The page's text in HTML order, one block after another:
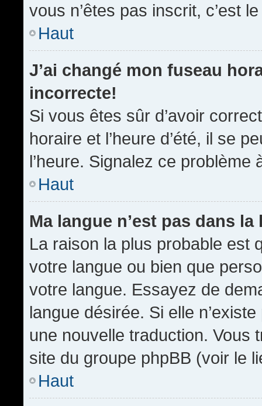
vous n’êtes pas inscrit, c’est
Haut
J’ai changé mon fuseau
incorrecte!
Si vous êtes sûr d’avoir
horaire et l’heure d’été, il se
l’heure. Signalez ce problème
Haut
Ma langue n’est pas dans la
La raison la plus probable est
votre langue ou bien que
votre langue. Essayez de
langue désirée. Si elle
une nouvelle traduction. Vous
site du groupe phpBB (voir le
Haut